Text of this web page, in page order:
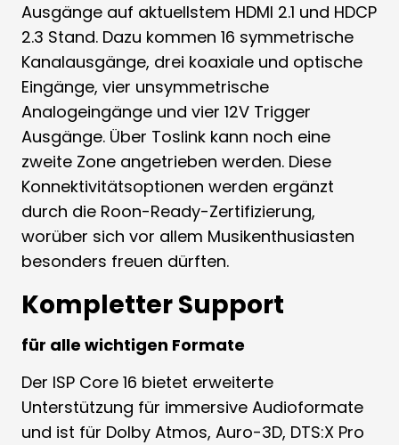
Ausgänge auf aktuellstem HDMI 2.1 und HDCP
2.3 Stand. Dazu kommen 16 symmetrische
Kanalausgänge, drei koaxiale und optische
Eingänge, vier unsymmetrische
Analogeingänge und vier 12V Trigger
Ausgänge. Über Toslink kann noch eine
zweite Zone angetrieben werden. Diese
Konnektivitätsoptionen werden ergänzt
durch die Roon-Ready-Zertifizierung,
worüber sich vor allem Musikenthusiasten
besonders freuen dürften​​.
Kompletter Support
für alle wichtigen Formate
Der ISP Core 16 bietet erweiterte
Unterstützung für immersive Audioformate
und ist für Dolby Atmos, Auro-3D, DTS:X Pro